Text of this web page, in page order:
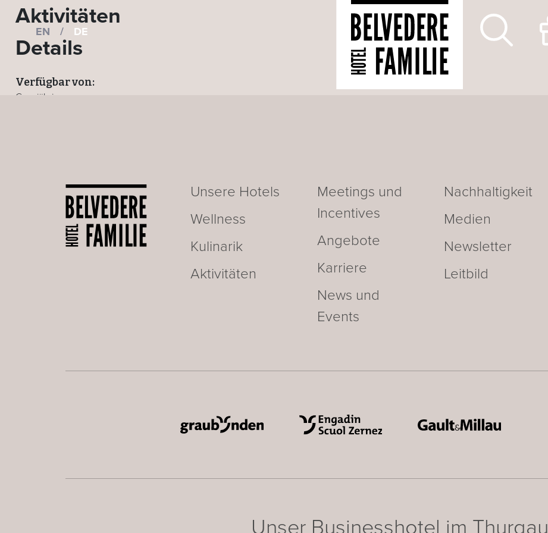
EN / DE
Aktivitäten
Details
Verfügbar von:
Ganzjährig
Unsere Hotels
Wellness
Kulinarik
Aktivitäten
Meetings und
Incentives
Angebote
Karriere
News und
Events
Nachhaltigkeit
Medien
Newsletter
Leitbild
Unser Businesshotel im Thurgau